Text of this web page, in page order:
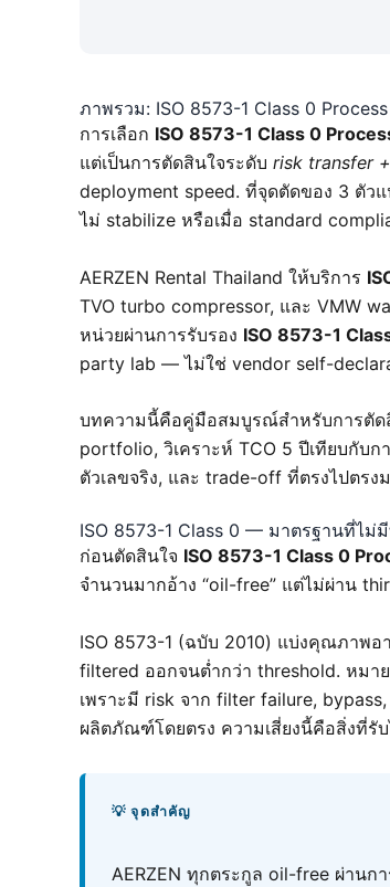
ภาพรวม: ISO 8573-1 Class 0
การเลือก ISO 8573-1 Class 0
แต่เป็นการตัดสินใจระดับ risk transfer
deployment speed. ที่จุดตัดของ 3 ตัว
ไม่ stabilize หรือเมื่อ standard
AERZEN Rental Thailand ให้บริการ
TVO turbo compressor, และ VMW
หน่วยผ่านการรับรอง ISO 8573-1
party lab — ไม่ใช่ vendor self-
บทความนี้คือคู่มือสมบูรณ์สำหรับการตัด
portfolio, วิเคราะห์ TCO 5 ปีเทียบกับ
ตัวเลขจริง, และ trade-off ที่ตรงไปตรง
ISO 8573-1 Class 0 — มาตรฐานที่ไม่
ก่อนตัดสินใจ ISO 8573-1 Class 0
จำนวนมากอ้าง “oil-free” แต่ไม่ผ่าน
ISO 8573-1 (ฉบับ 2010) แบ่งคุณภาพอ
filtered ออกจนต่ำกว่า threshold. หม
เพราะมี risk จาก filter failure,
ผลิตภัณฑ์โดยตรง ความเสี่ยงนี้คือสิ่งที่รับ
💡 จุดสำคัญ
AERZEN ทุกตระกูล oil-free ผ่านก